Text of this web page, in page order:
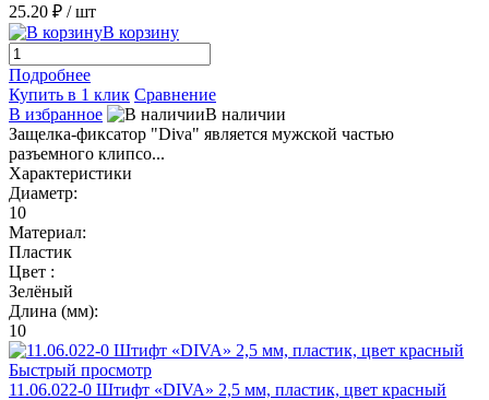
25.20 ₽ / шт
В корзину
Подробнее
Купить в 1 клик Сравнение
В избранное
В наличии
Защелка-фиксатор "Diva" является мужской частью
разъемного клипсо...
Характеристики
Диаметр:
10
Материал:
Пластик
Цвет :
Зелёный
Длина (мм):
10
Быстрый просмотр
11.06.022-0 Штифт «DIVA» 2,5 мм, пластик, цвет красный